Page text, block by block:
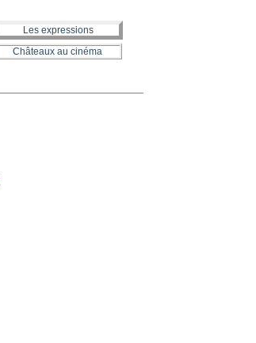
Les expressions
Châteaux au cinéma